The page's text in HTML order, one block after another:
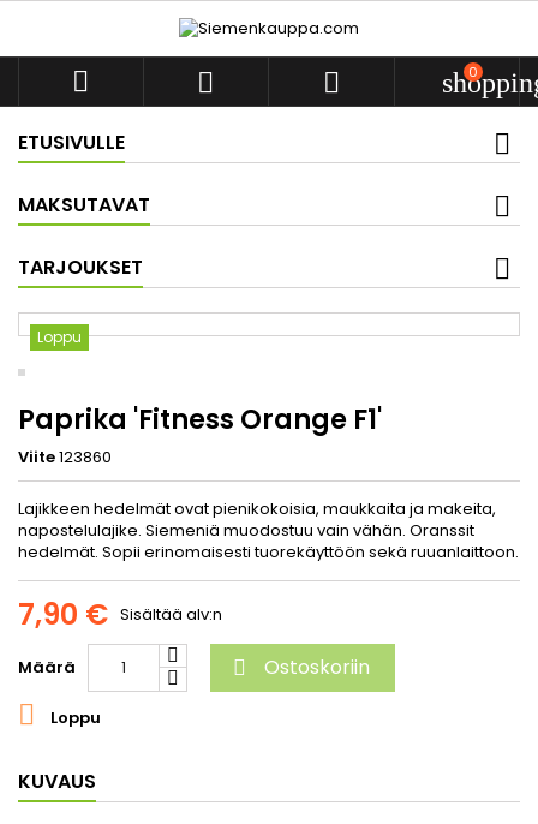
   0
ETUSIVULLE
MAKSUTAVAT
TARJOUKSET
Loppu
Paprika 'Fitness Orange F1'
Viite123860
Lajikkeen hedelmät ovat pienikokoisia, maukkaita ja makeita,
napostelulajike. Siemeniä muodostuu vain vähän. Oranssit
hedelmät. Sopii erinomaisesti tuorekäyttöön sekä ruuanlaittoon.
7,90 € Sisältää alv:n
Määrä  Ostoskoriin
 Loppu
KUVAUS